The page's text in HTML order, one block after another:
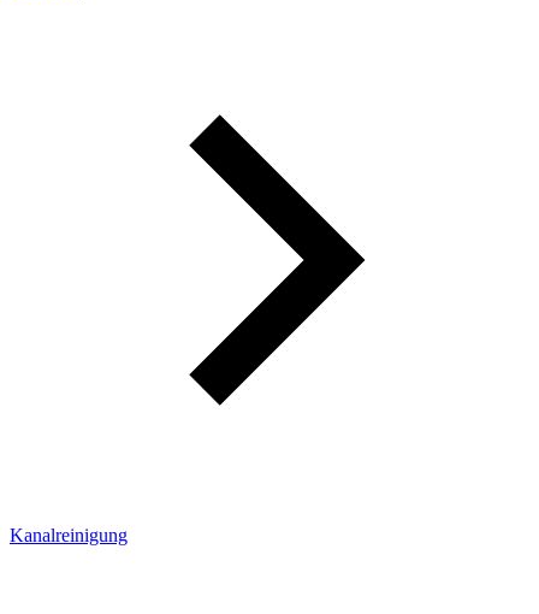
Kanalreinigung